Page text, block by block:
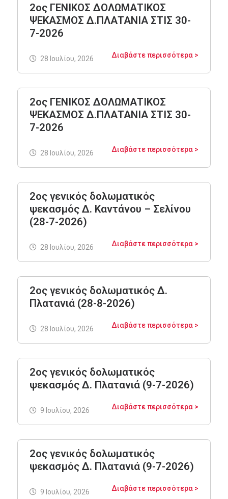
2ος ΓΕΝΙΚΟΣ ΔΟΛΩΜΑΤΙΚΟΣ
ΨΕΚΑΣΜΟΣ Δ.ΠΛΑΤΑΝΙΑ ΣΤΙΣ 30-
7-2026
Διαβάστε περισσότερα >
28 Ιουλίου, 2026
2ος ΓΕΝΙΚΟΣ ΔΟΛΩΜΑΤΙΚΟΣ
ΨΕΚΑΣΜΟΣ Δ.ΠΛΑΤΑΝΙΑ ΣΤΙΣ 30-
7-2026
Διαβάστε περισσότερα >
28 Ιουλίου, 2026
2ος γενικός δολωματικός
ψεκασμός Δ. Καντάνου – Σελίνου
(28-7-2026)
Διαβάστε περισσότερα >
28 Ιουλίου, 2026
2ος γενικός δολωματικός Δ.
Πλατανιά (28-8-2026)
Διαβάστε περισσότερα >
28 Ιουλίου, 2026
2ος γενικός δολωματικός
ψεκασμός Δ. Πλατανιά (9-7-2026)
Διαβάστε περισσότερα >
9 Ιουλίου, 2026
2ος γενικός δολωματικός
ψεκασμός Δ. Πλατανιά (9-7-2026)
Διαβάστε περισσότερα >
9 Ιουλίου, 2026